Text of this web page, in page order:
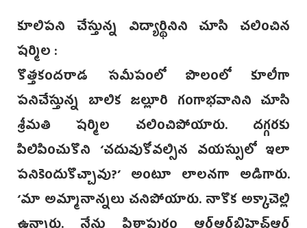
కూలిపని చేస్తున్న విద్యార్థినిని చూసి చలించిన
షర్మిల :
కొత్తకందరాడ సమీపంలో పొలంలో కూలీగా
పనిచేస్తున్న బాలిక జల్లూరి గంగాభవానిని చూసి
శ్రీమతి షర్మిల చలించిపోయారు. దగ్గరకు
పిలిపించుకొని ‘చదువుకోవల్సిన వయస్సులో ఇలా
పనికెందుకొచ్చావు?’ అంటూ లాలనగా అడిగారు.
‘మా అమ్మానాన్నలు చనిపోయారు. నాకొక అక్కాచెల్లి